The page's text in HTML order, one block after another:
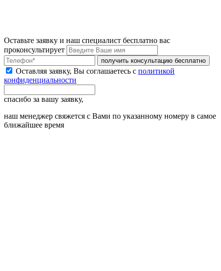
Оставьте заявку и наш специалист бесплатно вас
проконсультирует
получить консультацию бесплатно
Оставляя заявку, Вы соглашаетесь с политикой
конфиденциальности
спасибо за вашу заявку,
наш менеджер свяжется с Вами по указанному номеру в самое
ближайшее время